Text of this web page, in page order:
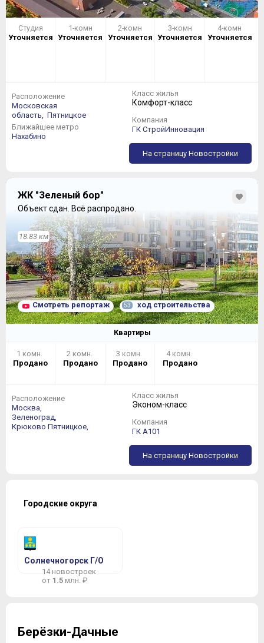
Студия
Уточняется
1-комн
Уточняется
2-комн
Уточняется
3-комн
Уточняется
4-комн
Уточняется
Расположение
Московская
область, Пятницкое
Ближайшее метро
Нахабино
Класс жилья
Комфорт-класс
Компания
ГК СтройИнновация
На страницу Новостройки
ЖК "Зеленый бор"
Объект сдан. Всё распродано.
18.83 км
Смотреть репортаж 53 ход строительства
Квартиры
1 комн.
Продано
2 комн.
Продано
3 комн.
Продано
4 комн.
Продано
Расположение
Москва,
Зеленоград,
Крюково Пятницкое,
Класс жилья
Эконом-класс
Компания
ГК А101
На страницу Новостройки
Городские округа
Солнечногорск Г/О
14 новостроек
от 1.5 млн. ₽
Берёзки-Дачные